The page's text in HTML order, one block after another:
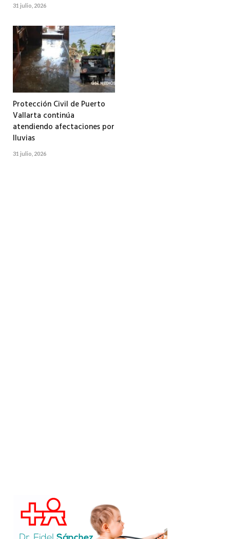
31 julio, 2026
Protección Civil de Puerto
Vallarta continúa
atendiendo afectaciones por
lluvias
31 julio, 2026